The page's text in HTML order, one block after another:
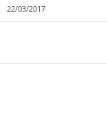
22/03/2017